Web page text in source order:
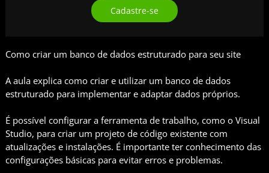
Cadastre-se
Como criar um banco de dados estruturado para seu site
A aula explica como criar e utilizar um banco de dados
estruturado para implementar e adaptar dados próprios.
É possível configurar a ferramenta de trabalho, como o Visual
Studio, para criar um projeto de código existente com
atualizações e instalações. É importante ter conhecimento das
configurações básicas para evitar erros e problemas.